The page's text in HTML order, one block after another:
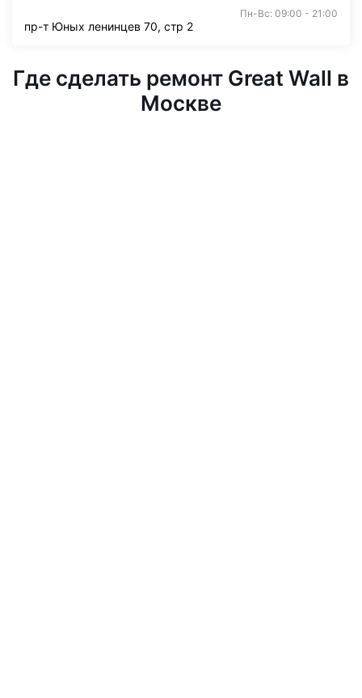
Пн-Вс: 09:00 - 21:00
пр-т Юных ленинцев 70, стр 2
Где сделать ремонт Great Wall в
Москве